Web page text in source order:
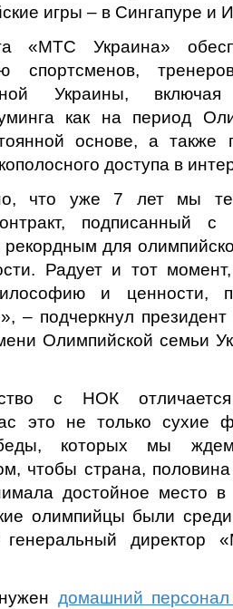
игры – в Сингапуре и
«МТС Украина»
спортсменов,
Украины,
как на период
основе, а также
доступа в
что уже 7 лет мы
подписанный с
рекордным для
Радует и тот
и ценности,
– подчеркнул
Олимпийской семьи
с НОК
это не только
которых мы
чтобы страна,
достойное место в
олимпийцы были
директор
домашний